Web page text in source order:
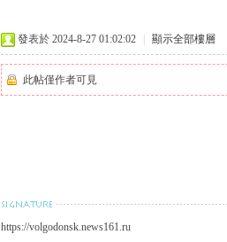
發表於 2024-8-27 01:02:02 顯示全部樓層
此帖僅作者可見
https://volgodonsk.news161.ru